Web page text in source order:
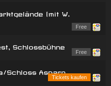
(mit W.
Free
Schlossbühne
Free
Schloss Asparn
Tickets kaufen